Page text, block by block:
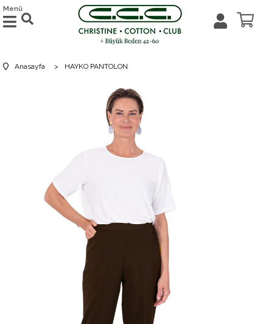
Menü
Anasayfa > HAYKO PANTOLON